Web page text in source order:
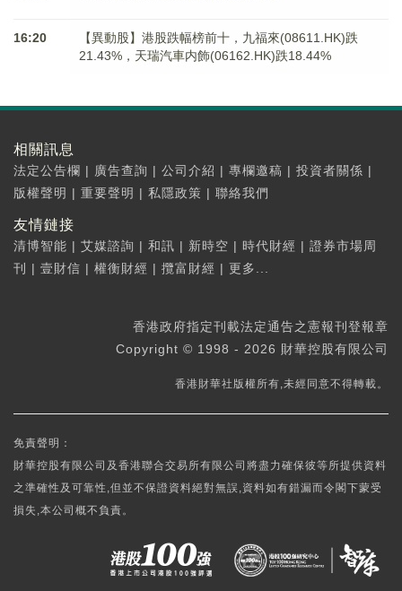
16:20
【異動股】港股跌幅榜前十，九福來(08611.HK)跌
21.43%，天瑞汽車内飾(06162.HK)跌18.44%
相關訊息
法定公告欄 | 廣告查詢 | 公司介紹 | 專欄邀稿 | 投資者關係 |
版權聲明 | 重要聲明 | 私隱政策 | 聯絡我們
友情鏈接
清博智能 | 艾媒諮詢 | 和訊 | 新時空 | 時代財經 | 證券市場周
刊
| 壹財信 | 權衡財經 | 攬富財經 | 更多...
香港政府指定刊載法定通告之憲報刊登報章
Copyright © 1998 - 2026 財華控股有限公司
香港財華社版權所有,未經同意不得轉載。
免責聲明：
財華控股有限公司及香港聯合交易所有限公司將盡力確保彼等所提供資料
之準確性及可靠性,但並不保證資料絕對無誤,資料如有錯漏而令閣下蒙受
損失,本公司概不負責。